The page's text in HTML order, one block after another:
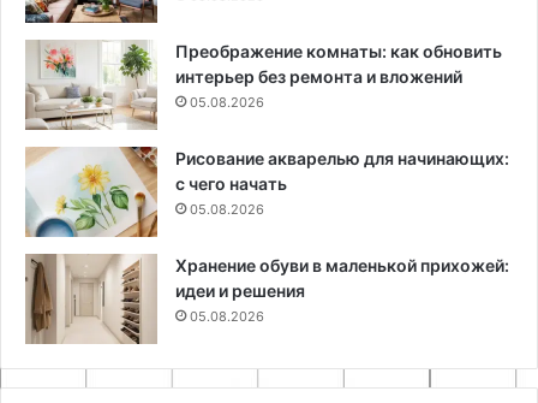
Преображение комнаты: как обновить
интерьер без ремонта и вложений
05.08.2026
Рисование акварелью для начинающих:
с чего начать
05.08.2026
Хранение обуви в маленькой прихожей:
идеи и решения
05.08.2026